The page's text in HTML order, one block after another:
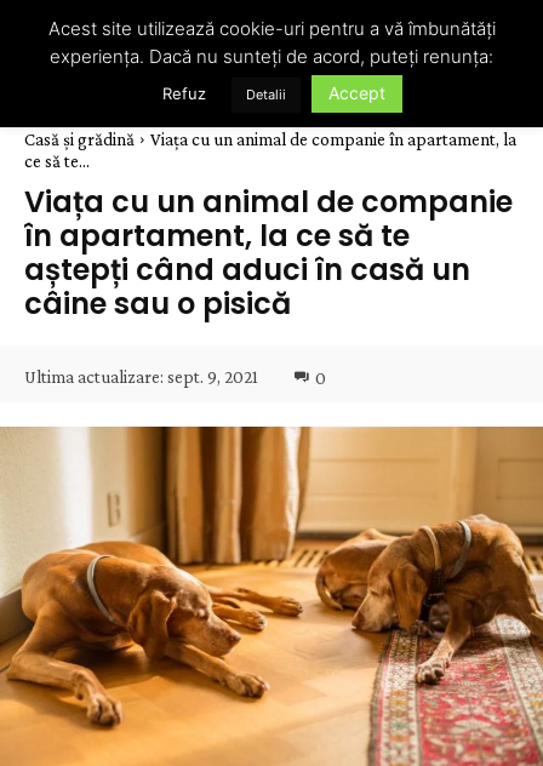
Casă și grădină
Viața cu un animal de companie în apartament, la
ce să te...
Viața cu un animal de companie
în apartament, la ce să te
aștepți când aduci în casă un
câine sau o pisică
Ultima actualizare: sept. 9, 2021 0
Acest site utilizează cookie-uri pentru a vă îmbunătăți
experiența. Dacă nu sunteți de acord, puteți renunța:
Refuz Detalii Accept